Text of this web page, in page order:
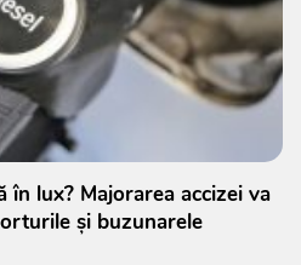
lux? Majorarea accizei va
și buzunarele